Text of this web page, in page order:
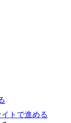
トで進める